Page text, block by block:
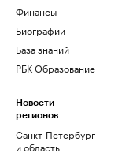
Финансы
Биографии
База знаний
РБК Образование
Новости
регионов
Санкт-Петербург
и область